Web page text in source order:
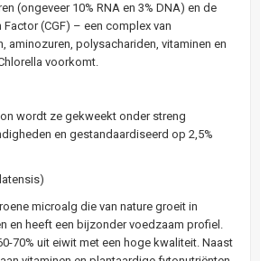
(ongeveer 10% RNA en 3% DNA) en de
(CGF) – een complex van
aminozuren, polysachariden, vitaminen en
voorkomt.
wordt ze gekweekt onder streng
en gestandaardiseerd op 2,5%
microalg die van nature groeit in
en heeft een bijzonder voedzaam profiel.
70% uit eiwit met een hoge kwaliteit. Naast